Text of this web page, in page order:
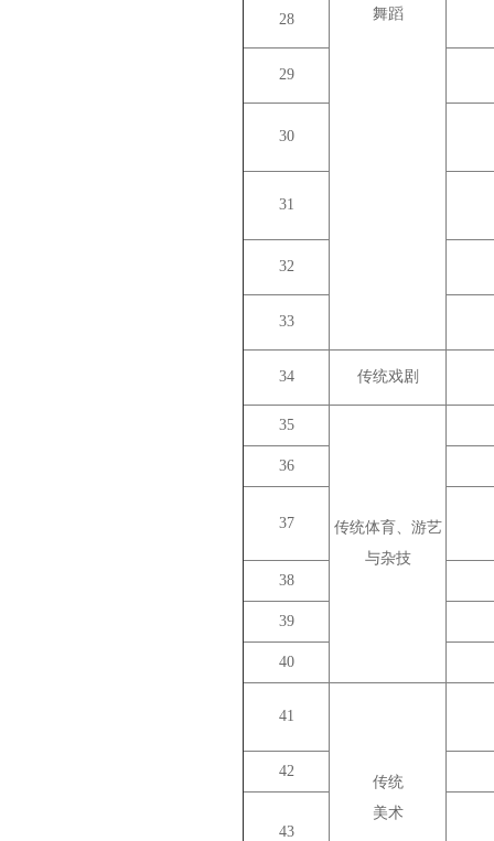
舞蹈
28
29
30
31
32
33
34 传统戏剧
35
传统体育、游艺
与杂技
36
37
38
39
40
41
传统
美术
42
43